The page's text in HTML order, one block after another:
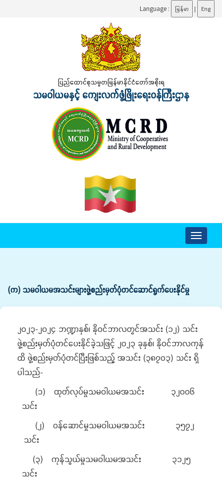
Language : မြန်မာ | Eng
ပြည်ထောင်စုသမ္မတမြန်မာနိုင်ငံတော်အစိုးရ
သမဝါယမနှင့် ကျေးလက်ဖွံ့ဖြိုးရေးဝန်ကြီးဌာန
Toggle
(က) သမဝါယမအသင်းများဖွဲ့စည်းမှတ်ပုံတင်ဆောင်ရွက်ပေးနိုင်မှု
၂၀၂၃-၂၀၂၄ ဘဏ္ဍာနှစ်၊ နိုဝင်ဘာလတွင်အသင်း (၁၂) သင်း
ဖွဲ့စည်းမှတ်ပုံတင်ပေးနိုင်ခဲ့သဖြင့် ၂၀၂၃ ခုနှစ်၊ နိုဝင်ဘာလကုန်
ထိ ဖွဲ့စည်းမှတ်ပုံတင်ပြီးဖြစ်သည့် အသင်း (၃၈၇၀၃) သင်း ရှိ
ပါသည်-
(၁) ထုတ်လုပ်မှုသမဝါယမအသင်း ၃၂၀၀၆
သင်း
(၂) ဝန်ဆောင်မှုသမဝါယမအသင်း ၃၅၇၂
သင်း
(၃) ကုန်သွယ်မှုသမဝါယမအသင်း ၃၁၂၅
သင်း